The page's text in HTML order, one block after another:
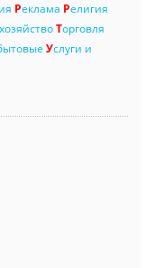
Реклама Религия
Торговля
Услуги и